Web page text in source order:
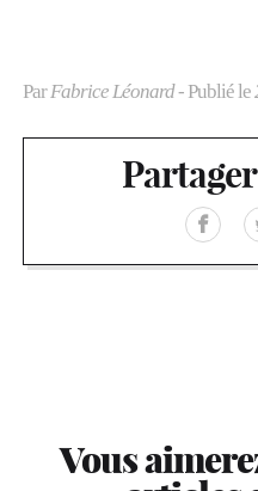
ParFabrice Léonard- Publié le
Vous